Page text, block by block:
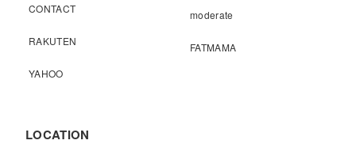
CONTACT
RAKUTEN
YAHOO
moderate
FATMAMA
LOCATION